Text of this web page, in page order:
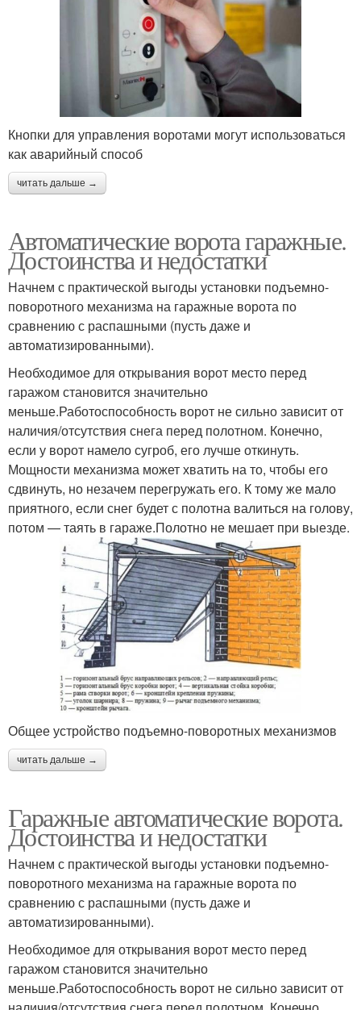
Кнопки для управления воротами могут использоваться
как аварийный способ
читать дальше →
Автоматические ворота гаражные.
Достоинства и недостатки
Начнем с практической выгоды установки подъемно-
поворотного механизма на гаражные ворота по
сравнению с распашными (пусть даже и
автоматизированными).
Необходимое для открывания ворот место перед
гаражом становится значительно
меньше.Работоспособность ворот не сильно зависит от
наличия/отсутствия снега перед полотном. Конечно,
если у ворот намело сугроб, его лучше откинуть.
Мощности механизма может хватить на то, чтобы его
сдвинуть, но незачем перегружать его. К тому же мало
приятного, если снег будет с полотна валиться на голову,
потом — таять в гараже.Полотно не мешает при выезде.
Общее устройство подъемно-поворотных механизмов
читать дальше →
Гаражные автоматические ворота.
Достоинства и недостатки
Начнем с практической выгоды установки подъемно-
поворотного механизма на гаражные ворота по
сравнению с распашными (пусть даже и
автоматизированными).
Необходимое для открывания ворот место перед
гаражом становится значительно
меньше.Работоспособность ворот не сильно зависит от